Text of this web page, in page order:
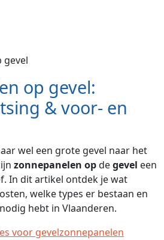
gevel
op gevel:
& voor- en
wel een grote gevel naar het
zonnepanelen opdegevel een
In dit artikel ontdek je wat
welke types er bestaan en
hebt in Vlaanderen.
voor gevelzonnepanelen